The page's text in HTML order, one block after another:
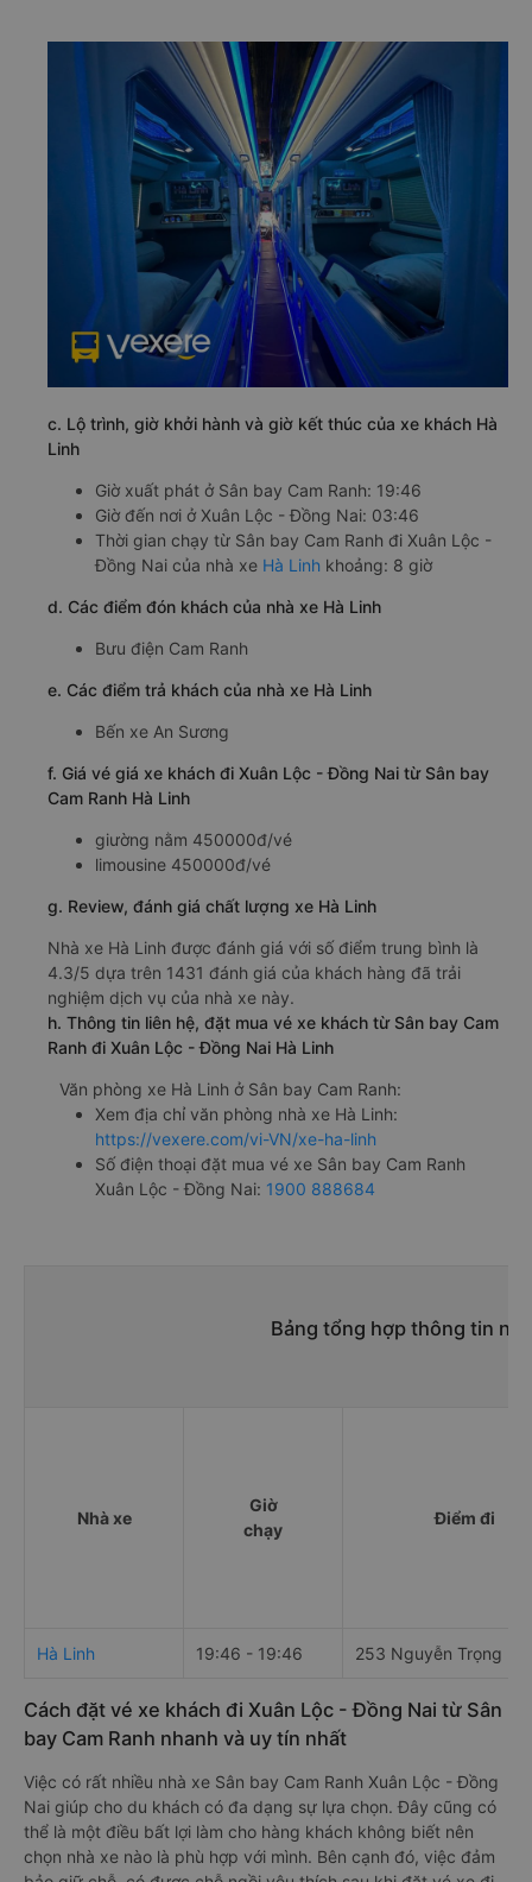
c. Lộ trình, giờ khởi hành và giờ kết thúc của xe khách Hà
Linh
Giờ xuất phát ở Sân bay Cam Ranh: 19:46
Giờ đến nơi ở Xuân Lộc - Đồng Nai: 03:46
Thời gian chạy từ Sân bay Cam Ranh đi Xuân Lộc -
Đồng Nai của nhà xe Hà Linh khoảng: 8 giờ
d. Các điểm đón khách của nhà xe Hà Linh
Bưu điện Cam Ranh
e. Các điểm trả khách của nhà xe Hà Linh
Bến xe An Sương
f. Giá vé giá xe khách đi Xuân Lộc - Đồng Nai từ Sân bay
Cam Ranh Hà Linh
giường nằm 450000đ/vé
limousine 450000đ/vé
g. Review, đánh giá chất lượng xe Hà Linh
Nhà xe Hà Linh được đánh giá với số điểm trung bình là
4.3/5 dựa trên 1431 đánh giá của khách hàng đã trải
nghiệm dịch vụ của nhà xe này.
h. Thông tin liên hệ, đặt mua vé xe khách từ Sân bay Cam
Ranh đi Xuân Lộc - Đồng Nai Hà Linh
Văn phòng xe Hà Linh ở Sân bay Cam Ranh:
Xem địa chỉ văn phòng nhà xe Hà Linh:
https://vexere.com/vi-VN/xe-ha-linh
Số điện thoại đặt mua vé xe Sân bay Cam Ranh
Xuân Lộc - Đồng Nai: 1900 888684
Bảng tổng hợp thông tin
Nhà xe
Giờ
chạy
Điểm đi
Hà Linh 19:46 - 19:46 253 Nguyễn Trọng Kỷ
Cách đặt vé xe khách đi Xuân Lộc - Đồng Nai từ Sân
bay Cam Ranh nhanh và uy tín nhất
Việc có rất nhiều nhà xe Sân bay Cam Ranh Xuân Lộc - Đồng
Nai giúp cho du khách có đa dạng sự lựa chọn. Đây cũng có
thể là một điều bất lợi làm cho hàng khách không biết nên
chọn nhà xe nào là phù hợp với mình. Bên cạnh đó, việc đảm